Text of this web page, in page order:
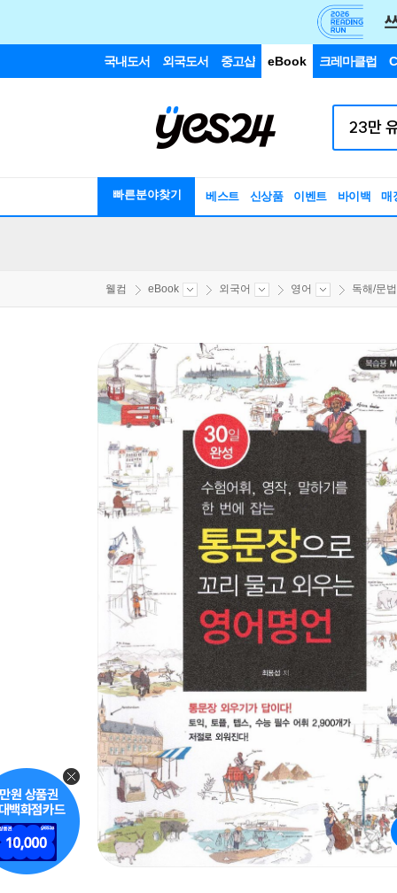
국내도서 외국도서 중고샵 eBook 크레마클럽
빠른분야찾기 베스트 신상품 이벤트 바이백 매
웰컴 eBook 외국어 영어 독해/문